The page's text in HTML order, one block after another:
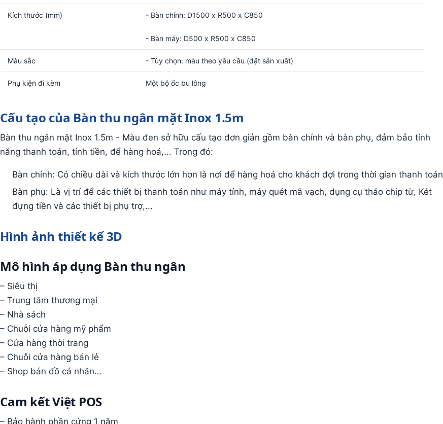
Kích thước (mm) - Bàn chính: D1500 x R500 x C850
- Bàn máy: D500 x R500 x C850
Màu sắc - Tùy chọn: màu theo yêu cầu (đặt sản xuất)
Phụ kiện đi kèm Một bộ ốc bu lông
Cấu tạo của Bàn thu ngân mặt Inox 1.5m
Bàn thu ngân mặt Inox 1.5m - Màu đen sở hữu cấu tạo đơn giản gồm bàn chính và bàn phụ, đảm bảo tính
năng thanh toán, tính tiền, để hàng hoá,... Trong đó:
Bàn chính: Có chiều dài và kích thước lớn hơn là nơi để hàng hoá cho khách đợi trong thời gian thanh toán.
Bàn phụ: Là vị trí để các thiết bị thanh toán như máy tính, máy quét mã vạch, dụng cụ tháo chip từ, Két
đựng tiền và các thiết bị phụ trợ,...
Hình ảnh thiết kế 3D
Mô hình áp dụng Bàn thu ngân
– Siêu thị
– Trung tâm thương mại
– Nhà sách
– Chuỗi cửa hàng mỹ phẩm
– Cửa hàng thời trang
– Chuỗi cửa hàng bán lẻ
– Shop bán đồ cá nhân…
Cam kết Việt POS
– Bảo hành phần cứng 1 năm